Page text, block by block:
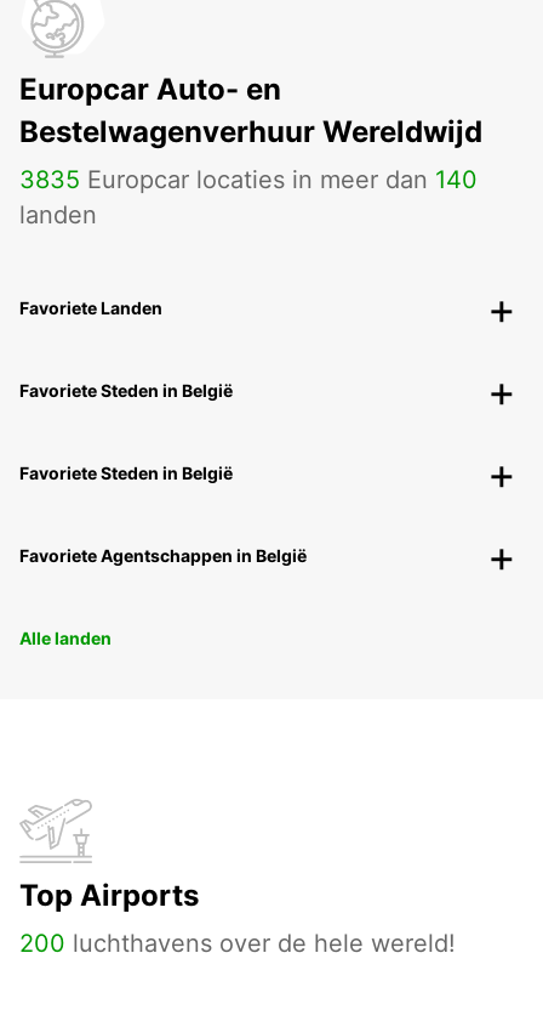
Europcar Auto- en
Bestelwagenverhuur Wereldwijd
3835 Europcar locaties in meer dan 140
landen
Favoriete Landen
Favoriete Steden in België
Favoriete Steden in België
Favoriete Agentschappen in België
Alle landen
Top Airports
200 luchthavens over de hele wereld!